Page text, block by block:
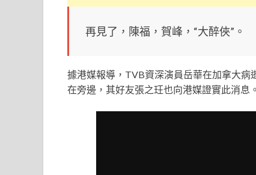
再見了，陳福，賀峰，“大醉俠”。
據港媒報導，TVB資深演員岳華在加拿大
在旁邊，其好友張之玨也向港媒證實此消息。